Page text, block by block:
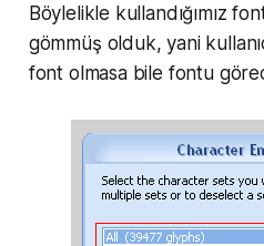
Böylelikle kullandığımız
gömmüş olduk, yani
font olmasa bile fontu